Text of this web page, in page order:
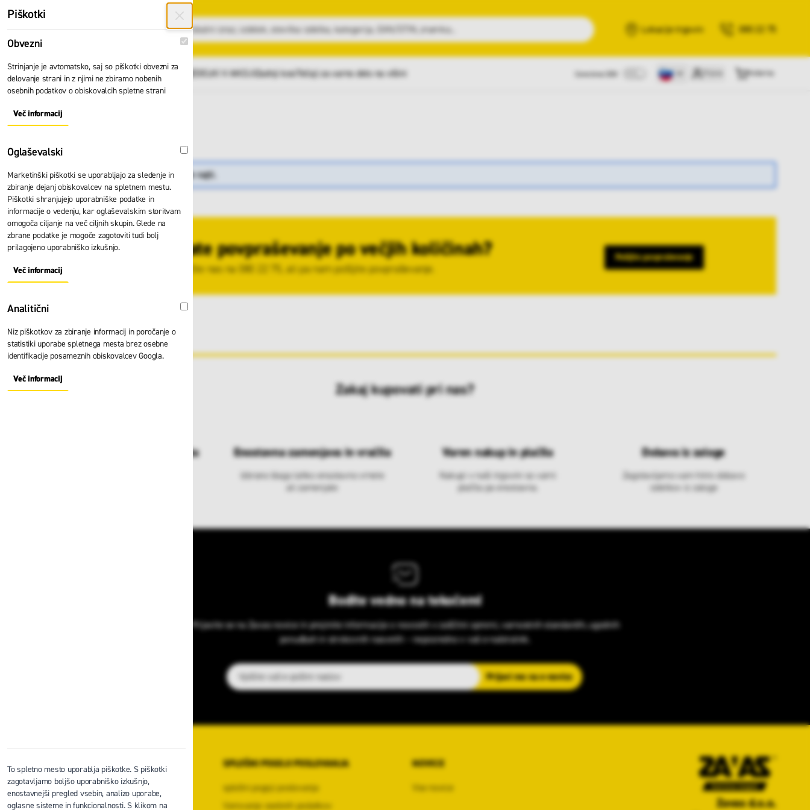
Preskoči na vsebino
Išči
Lokacije trgovin 080 22 75
GLAVNI MENI Vsi izdelki IZDELKI V AKCIJIZadnji kosiTečaji za varno delo na višini
Akcije in znižanja
Izdelkov, ki ustrezajo izbiri, ni mogoče najti.
Imate povpraševanje po večjih količinah?
Pokličite nas na 080 22 75, ali pa nam pošljite povpraševanje.
Pošljite povpraševanje
Zakaj kupovati pri nas?
Dostava in prevzemna mesta Enostavna zamenjava in vračila
Izbrano blago lahko ensotavno vrnete
ali zamenjate
Varen nakup in plačila
Nakupi v naši trgovini so varni
plačila pa enostavna.
Dobava iz zaloge
Zagotavljamo vam hitro dobavo
izdelkov iz zaloge
Bodite vedno na tekočem!
Prijavite se na Zavas novice in prejmite informacije o novostih v zaščitni opremi, varnostnih standardih, ugodnih
ponudbah in strokovnih nasvetih – neposredno v vaš e-nabiralnik.
E-poštni naslov
Prijavi me na e-novice
O PODJETJU
O podjetju
Kontaktni center podjetja
SPLOŠNI POGOJI POSLOVANJA
splošni pogoji poslovanja
Varovanje osebnih podatkov
NOVICE
Vse novice
Zavas d.o.o.
Piškotki
Obvezni Obvezni
Strinjanje je avtomatsko, saj so piškotki obvezni za
delovanje strani in z njimi ne zbiramo nobenih
osebnih podatkov o obiskovalcih spletne strani
Več informacijAbout "Obvezni" Cookie Group
Oglaševalski Oglaševalski
Marketinški piškotki se uporabljajo za sledenje in
zbiranje dejanj obiskovalcev na spletnem mestu.
Piškotki shranjujejo uporabniške podatke in
informacije o vedenju, kar oglaševalskim storitvam
omogoča ciljanje na več ciljnih skupin. Glede na
zbrane podatke je mogoče zagotoviti tudi bolj
prilagojeno uporabniško izkušnjo.
Več informacijAbout "Oglaševalski" Cookie Group
Analitični Analitični
Niz piškotkov za zbiranje informacij in poročanje o
statistiki uporabe spletnega mesta brez osebne
identifikacije posameznih obiskovalcev Googla.
Več informacijAbout "Analitični" Cookie Group
To spletno mesto uporablja piškotke. S piškotki
zagotavljamo boljšo uporabniško izkušnjo,
enostavnejši pregled vsebin, analizo uporabe,
oglasne sisteme in funkcionalnosti. S klikom na